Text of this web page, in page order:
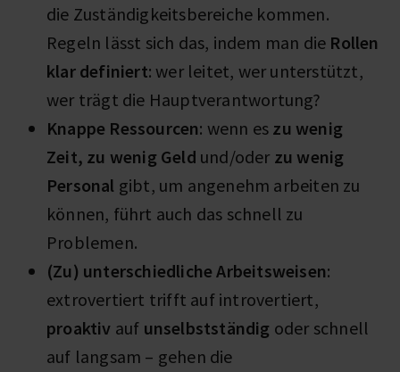
die Zuständigkeitsbereiche kommen.
Regeln lässt sich das, indem man die Rollen
klar definiert: wer leitet, wer unterstützt,
wer trägt die Hauptverantwortung?
Knappe Ressourcen: wenn es zu wenig
Zeit, zu wenig Geld und/oder zu wenig
Personal gibt, um angenehm arbeiten zu
können, führt auch das schnell zu
Problemen.
(Zu) unterschiedliche Arbeitsweisen:
extrovertiert trifft auf introvertiert,
proaktiv auf unselbstständig oder schnell
auf langsam – gehen die